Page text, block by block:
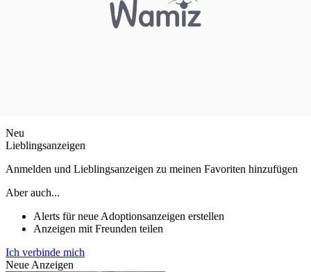
Neu
Lieblingsanzeigen
Anmelden und Lieblingsanzeigen zu meinen Favoriten hinzufügen
Aber auch...
Alerts für neue Adoptionsanzeigen erstellen
Anzeigen mit Freunden teilen
Ich verbinde mich
Neue Anzeigen